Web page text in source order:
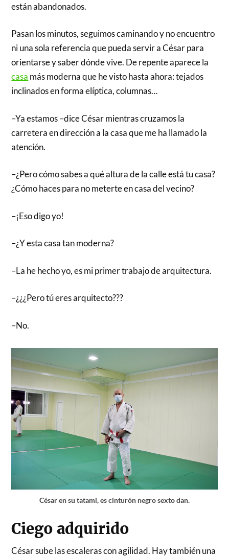
están abandonados.
Pasan los minutos, seguimos caminando y no encuentro
ni una sola referencia que pueda servir a César para
orientarse y saber dónde vive. De repente aparece la
casa más moderna que he visto hasta ahora: tejados
inclinados en forma elíptica, columnas…
–Ya estamos –dice César mientras cruzamos la
carretera en dirección a la casa que me ha llamado la
atención.
–¿Pero cómo sabes a qué altura de la calle está tu casa?
¿Cómo haces para no meterte en casa del vecino?
–¡Eso digo yo!
–¿Y esta casa tan moderna?
–La he hecho yo, es mi primer trabajo de arquitectura.
–¿¿¿Pero tú eres arquitecto???
–No.
César en su tatami, es cinturón negro sexto dan.
Ciego adquirido
César sube las escaleras con agilidad. Hay también una